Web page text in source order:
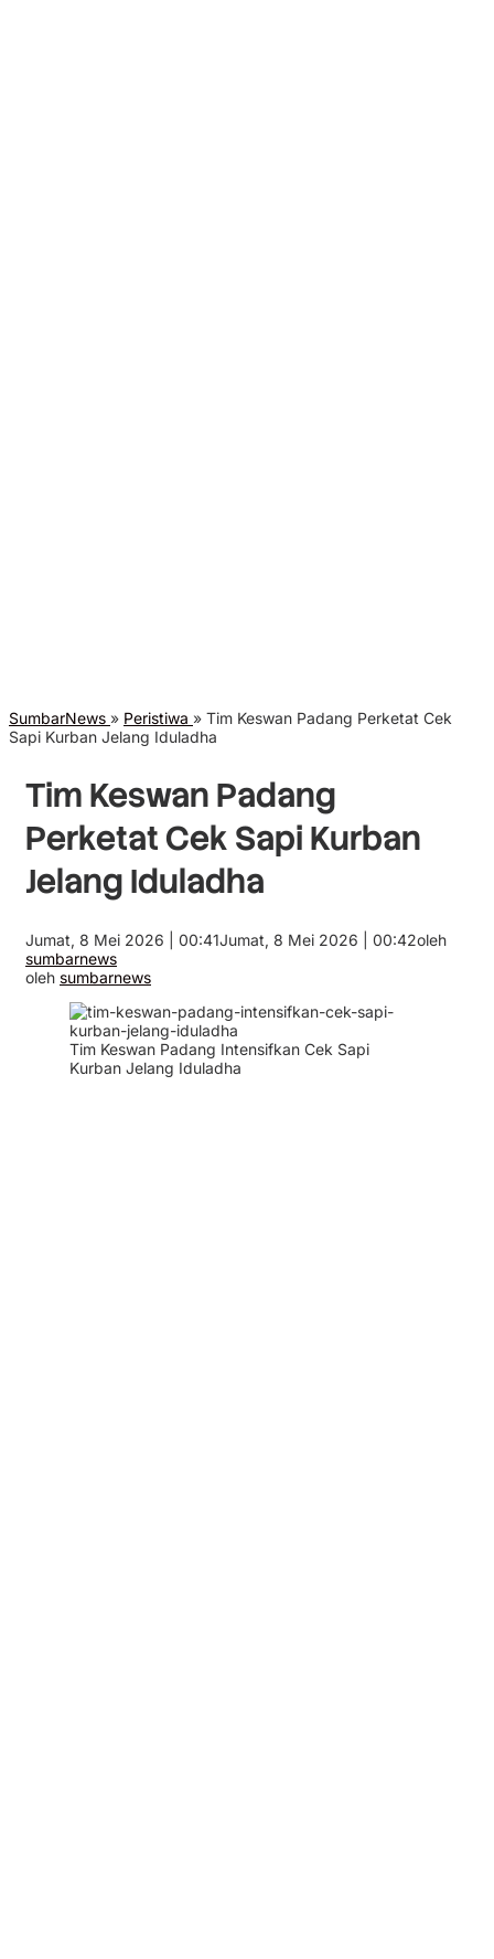
SumbarNews » Peristiwa » Tim Keswan Padang Perketat Cek
Sapi Kurban Jelang Iduladha
Tim Keswan Padang
Perketat Cek Sapi Kurban
Jelang Iduladha
Jumat, 8 Mei 2026 | 00:41Jumat, 8 Mei 2026 | 00:42oleh
sumbarnews
oleh sumbarnews
Tim Keswan Padang Intensifkan Cek Sapi
Kurban Jelang Iduladha